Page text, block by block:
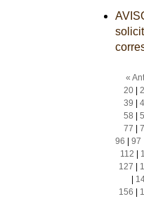
«
20|
39
58
77
96
97
112
127
156